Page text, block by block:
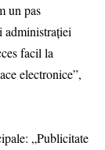
un pas
facil la
electronice”,
„Publicitate